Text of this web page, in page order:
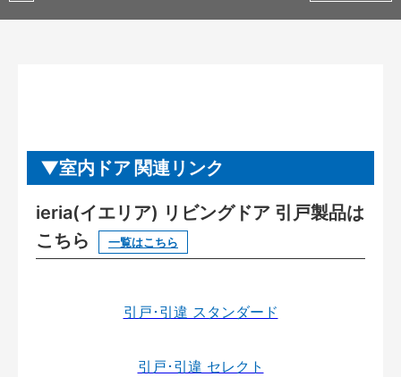
室内ドア 関連リンク
ieria(イエリア) リビングドア 引戸製品は
こちら
一覧はこちら
引戸･引違 スタンダード
引戸･引違 セレクト